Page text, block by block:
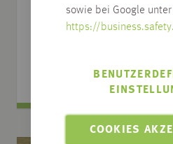
sowie bei Google unter
https://
COOKIES
Rauspund, Heim. / Nord.
verschiedene Abmessungen